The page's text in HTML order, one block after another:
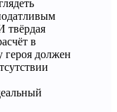
твёрдая
в
героя должен